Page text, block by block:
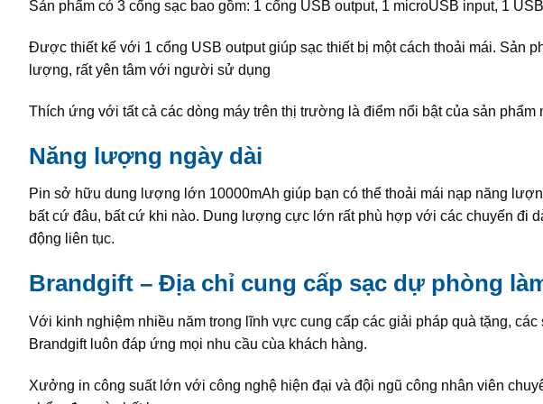
Sản phẩm có 3 cổng sạc bao gồm: 1 cổng USB output, 1 microUSB input, 1
Được thiết kế với 1 cổng USB output giúp sạc thiết bị một cách thoải mái. Sản
lượng, rất yên tâm với người sử dụng
Thích ứng với tất cả các dòng máy trên thị trường là điểm nổi bật của sản phẩm
Năng lượng ngày dài
Pin sở hữu dung lượng lớn 10000mAh giúp bạn có thể thoải mái nạp năng
bất cứ đâu, bất cứ khi nào. Dung lượng cực lớn rất phù hợp với các chuyến đi
động liên tục.
Brandgift – Địa chỉ cung cấp sạc dự phòng
Với kinh nghiệm nhiều năm trong lĩnh vực cung cấp các giải pháp quà tặng,
Brandgift luôn đáp ứng mọi nhu cầu cùa khách hàng.
Xưởng in công suất lớn với công nghệ hiện đại và đội ngũ công nhân viên